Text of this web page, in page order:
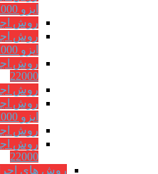
ایزو 22000
روش
روش
ایزو 22000
روش
22000
روش
روش
ایزو 22000
روش
روش
22000
روش های اجرایی